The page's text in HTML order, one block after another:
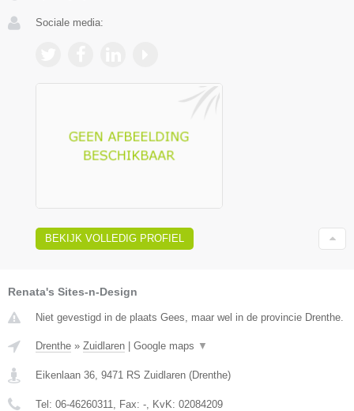
Sociale media:
BEKIJK VOLLEDIG PROFIEL
Renata's Sites-n-Design
Niet gevestigd in de plaats Gees, maar wel in de provincie Drenthe.
Drenthe » Zuidlaren | Google maps ▼
Eikenlaan 36 9471 RS Zuidlaren (Drenthe)
Tel: 06-46260311 , Fax: - , KvK: 02084209